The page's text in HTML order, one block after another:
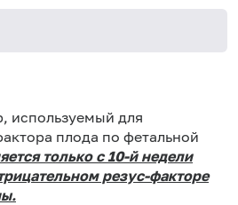
используемый для
плода по фетальной
только с 10-й недели
резус-факторе